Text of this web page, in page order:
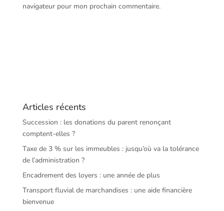
navigateur pour mon prochain commentaire.
Articles récents
Succession : les donations du parent renonçant
comptent-elles ?
Taxe de 3 % sur les immeubles : jusqu’où va la tolérance
de l’administration ?
Encadrement des loyers : une année de plus
Transport fluvial de marchandises : une aide financière
bienvenue